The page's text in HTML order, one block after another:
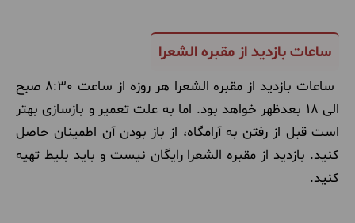
ساعات بازدید از مقبره الشعرا
ساعات بازدید از مقبره الشعرا هر روزه از ساعت 8:30 صبح
الی 18 بعدظهر خواهد بود. اما به علت تعمیر و بازسازی بهتر
است قبل از رفتن به آرامگاه، از باز بودن آن اطمینان حاصل
کنید. بازدید از مقبره الشعرا رایگان نیست و باید بلیط تهیه
کنید.